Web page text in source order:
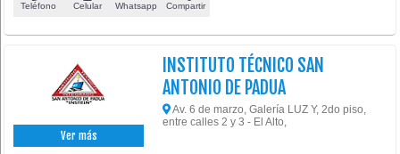
Teléfono Celular Whatsapp Compartir
Ver más
INSTITUTO TÉCNICO SAN
ANTONIO DE PADUA
Av. 6 de marzo, Galería LUZ Y, 2do piso,
entre calles 2 y 3 - El Alto,